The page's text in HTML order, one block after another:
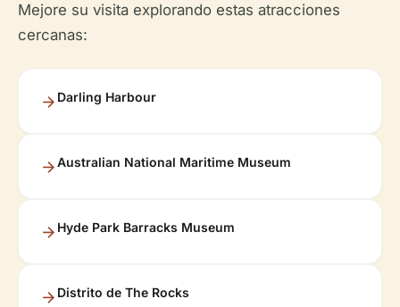
Mejore su visita explorando estas atracciones
cercanas:
Darling Harbour
Australian National Maritime Museum
Hyde Park Barracks Museum
Distrito de The Rocks